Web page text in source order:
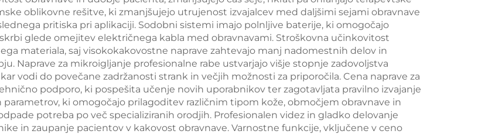
izgubo teže in
izboljšanje kontur
telesa
razmerah
oblikovne rešitve, ki zmanjšujejo utrujenost izvajalcev med daljšimi sejami obravnave
pritiska pri aplikaciji. Sodobni sistemi imajo polnljive baterije, ki omogočajo
glede omejitev električnega kabla med obravnavami. Stroškovna učinkovitost
materiala, saj visokokakovostne naprave zahtevajo manj nadomestnih delov in
Naprave za mikroigljanje profesionalne rabe ustvarjajo višje stopnje zadovoljstva
vodi do povečane zadržanosti strank in večjih možnosti za priporočila. Cena naprave za
podporo, ki pospešita učenje novih uporabnikov ter zagotavljata pravilno izvajanje
ki omogočajo prilagoditev različnim tipom kože, območjem obravnave in
potreba po več specializiranih orodjih. Profesionalen videz in gladko delovanje
in zaupanje pacientov v kakovost obravnave. Varnostne funkcije, vključene v ceno